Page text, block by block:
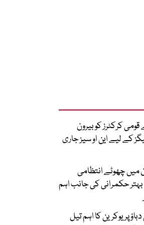
کرکٹرز کو بیرون
کے لیے این او سیز جاری
میں چھوٹے انتظامی
حکمرانی کی جانب اہم
پر یوکرین کا اہم تیل